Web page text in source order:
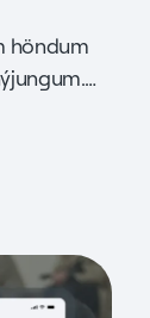
höndum
að vera